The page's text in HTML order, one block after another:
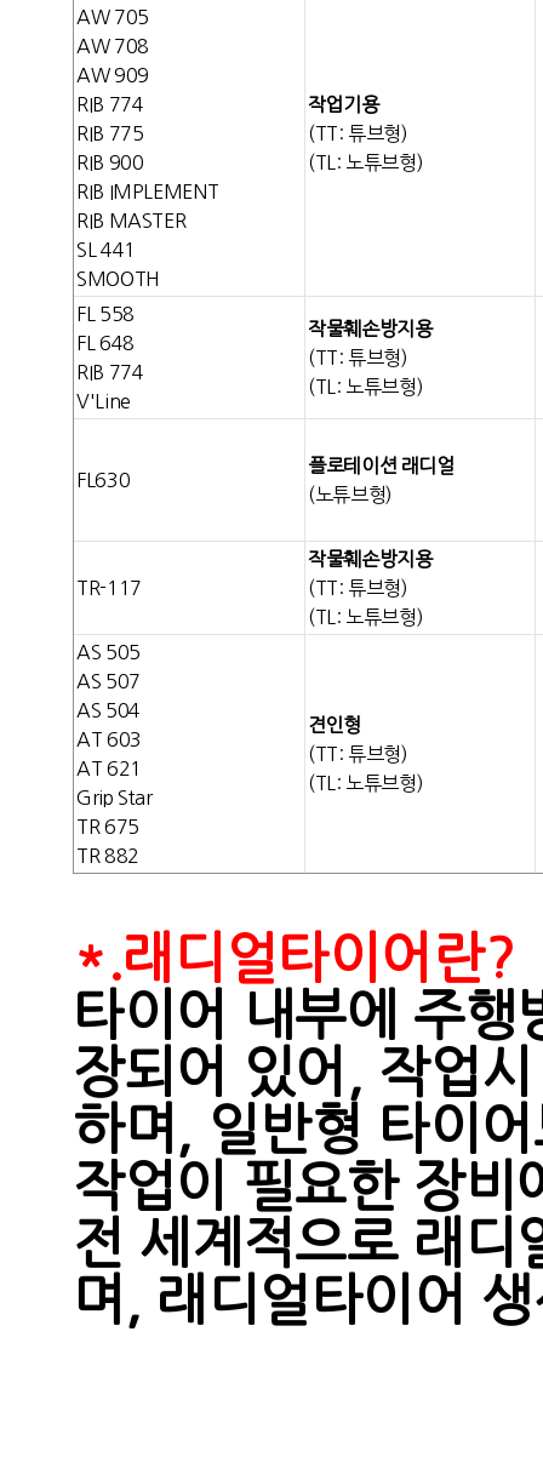
AW 705
AW 708
AW 909
RIB 774
RIB 775
RIB 900
RIB IMPLEMENT
RIB MASTER
SL 441
SMOOTH
작업기용
(TT: 튜브형)
(TL: 노튜브형)
FL 558
FL 648
RIB 774
V'Line
작물훼손방지용
(TT: 튜브형)
(TL: 노튜브형)
FL630
플로테이션 래디얼
(노튜브형)
TR-117
작물훼손방지용
(TT: 튜브형)
(TL: 노튜브형)
AS 505
AS 507
AS 504
AT 603
AT 621
Grip Star
TR 675
TR 882
견인형
(TT: 튜브형)
(TL: 노튜브형)
*.래디얼타이어란?
타이어 내부에 주행
장되어 있어, 작업
하며, 일반형 타이
작업이 필요한 장비
전 세계적으로 래디
며, 래디얼타이어